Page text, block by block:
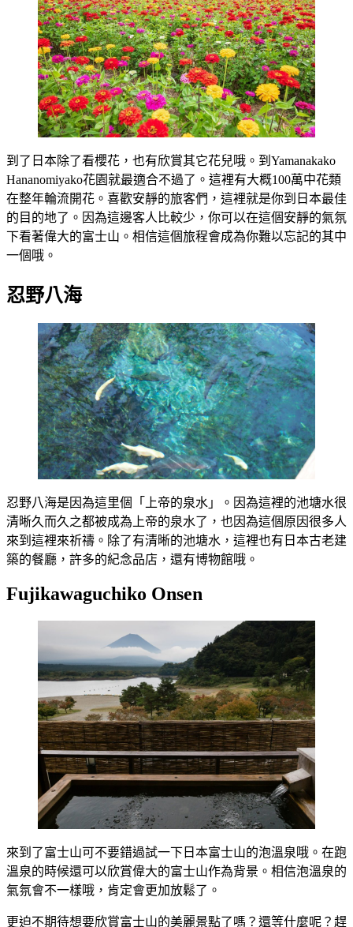
到了日本除了看櫻花，也有欣賞其它花兒哦。到Yamanakako
Hananomiyako花園就最適合不過了。這裡有大概100萬中花類
在整年輪流開花。喜歡安靜的旅客們，這裡就是你到日本最佳
的目的地了。因為這邊客人比較少，你可以在這個安靜的氣氛
下看著偉大的富士山。相信這個旅程會成為你難以忘記的其中
一個哦。
忍野八海
忍野八海是因為這里個「上帝的泉水」。因為這裡的池塘水很
清晰久而久之都被成為上帝的泉水了，也因為這個原因很多人
來到這裡來祈禱。除了有清晰的池塘水，這裡也有日本古老建
築的餐廳，許多的紀念品店，還有博物館哦。
Fujikawaguchiko Onsen
來到了富士山可不要錯過試一下日本富士山的泡溫泉哦。在跑
溫泉的時候還可以欣賞偉大的富士山作為背景。相信泡溫泉的
氣氛會不一樣哦，肯定會更加放鬆了。
更迫不期待想要欣賞富士山的美麗景點了嗎？還等什麼呢？趕